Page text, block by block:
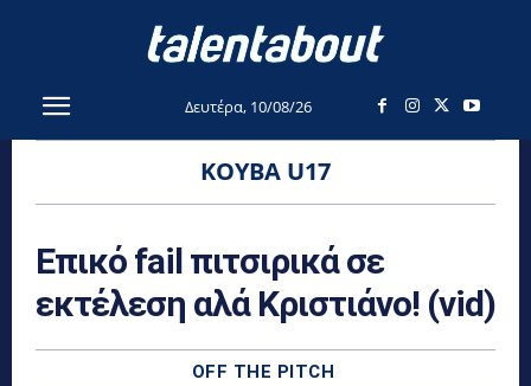
Δευτέρα, 10/08/26
ΚΟΎΒΑ U17
Επικό fail πιτσιρικά σε
εκτέλεση αλά Κριστιάνο! (vid)
OFF THE PITCH